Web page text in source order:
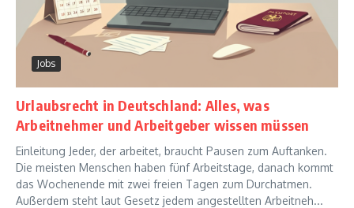
Jobs
Urlaubsrecht in Deutschland: Alles, was
Arbeitnehmer und Arbeitgeber wissen müssen
Einleitung Jeder, der arbeitet, braucht Pausen zum Auftanken.
Die meisten Menschen haben fünf Arbeitstage, danach kommt
das Wochenende mit zwei freien Tagen zum Durchatmen.
Außerdem steht laut Gesetz jedem angestellten Arbeitneh...